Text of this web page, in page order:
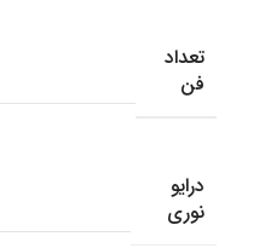
تعداد
فن
درایو
نوری